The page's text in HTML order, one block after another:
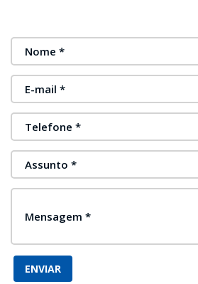
Nome *
E-mail *
Telefone *
Assunto *
Mensagem *